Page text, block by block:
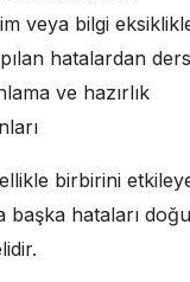
veya bilgi
hatalardan ders
ve hazırlık
birbirini
başka hataları